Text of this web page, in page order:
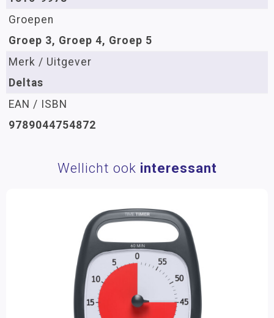
Groepen
Groep 3, Groep 4, Groep 5
Merk / Uitgever
Deltas
EAN / ISBN
9789044754872
Wellicht ook interessant